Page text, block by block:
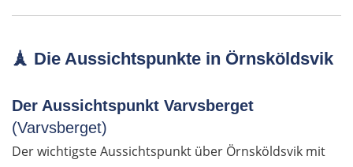
🗼 Die Aussichtspunkte in Örnsköldsvik
Der Aussichtspunkt Varvsberget
(Varvsberget)
Der wichtigste Aussichtspunkt über Örnsköldsvik mit
Sacedón
Molina de Aragón
Daroca
Saragossa